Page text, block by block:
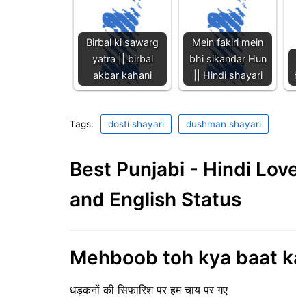
Birbal ki sawarg
yatra || birbal
akbar kahani
Mein fakiri mein
bhi sikandar Hun
|| Hindi shayari
Tags: dosti shayari dushman shayari
Best Punjabi - Hindi
and English Status
Mehboob toh kya baat
धड़कनों की सिफारिश पर हम चाय पर गए